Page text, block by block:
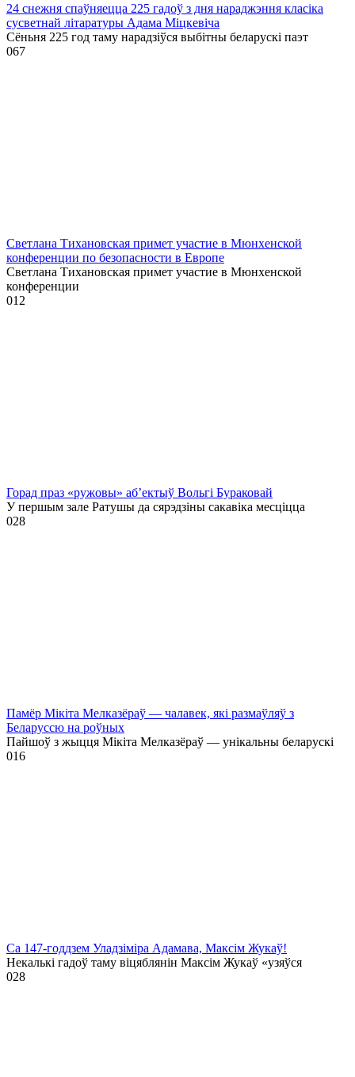
24 снежня спаўняецца 225 гадоў з дня нараджэння класіка
сусветнай літаратуры Адама Міцкевіча
Сёньня 225 год таму нарадзіўся выбітны беларускі паэт
067
Светлана Тихановская примет участие в Мюнхенской
конференции по безопасности в Европе
Светлана Тихановская примет участие в Мюнхенской
конференции
012
Горад праз «ружовы» аб’ектыў Вольгі Бураковай
У першым зале Ратушы да сярэдзіны сакавіка месціцца
028
Памёр Мікіта Мелказёраў — чалавек, які размаўляў з
Беларуссю на роўных
Пайшоў з жыцця Мікіта Мелказёраў — унікальны беларускі
016
Са 147-годдзем Уладзіміра Адамава, Максім Жукаў!
Некалькі гадоў таму віцяблянін Максім Жукаў «узяўся
028